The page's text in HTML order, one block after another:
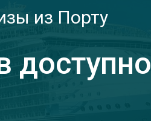
из Порту
доступно